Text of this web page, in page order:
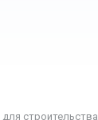
строительства